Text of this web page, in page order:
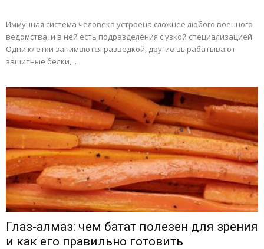
Иммунная система человека устроена сложнее любого военного
ведомства, и в ней есть подразделения с узкой специализацией.
Одни клетки занимаются разведкой, другие вырабатывают
защитные белки,...
Глаз-алмаз: чем батат полезен для зрения
и как его правильно готовить